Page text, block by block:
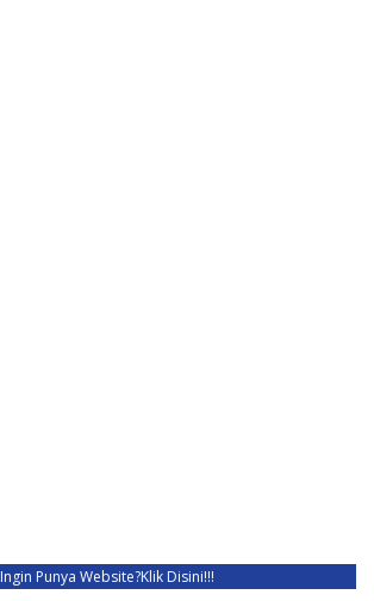
Ingin Punya Website?Klik Disini!!!